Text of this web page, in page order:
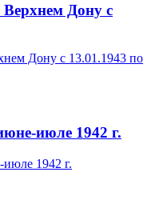
Верхнем Дону с
июле 1942 г.